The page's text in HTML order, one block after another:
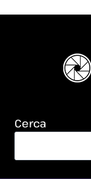
Cerca